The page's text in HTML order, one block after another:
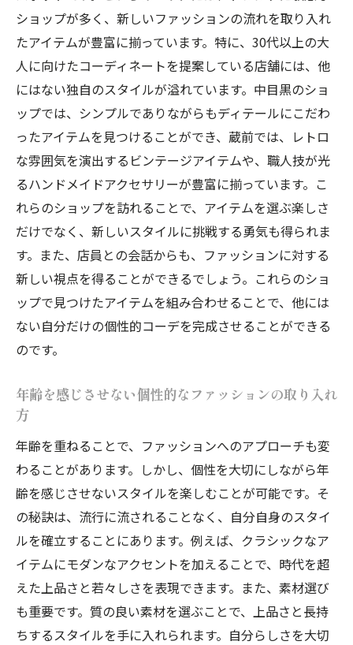
ショップが多く、新しいファッションの流れを取り入れ
たアイテムが豊富に揃っています。特に、30代以上の大
人に向けたコーディネートを提案している店舗には、他
にはない独自のスタイルが溢れています。中目黒のショ
ップでは、シンプルでありながらもディテールにこだわ
ったアイテムを見つけることができ、蔵前では、レトロ
な雰囲気を演出するビンテージアイテムや、職人技が光
るハンドメイドアクセサリーが豊富に揃っています。こ
れらのショップを訪れることで、アイテムを選ぶ楽しさ
だけでなく、新しいスタイルに挑戦する勇気も得られま
す。また、店員との会話からも、ファッションに対する
新しい視点を得ることができるでしょう。これらのショ
ップで見つけたアイテムを組み合わせることで、他には
ない自分だけの個性的コーデを完成させることができる
のです。
年齢を感じさせない個性的なファッションの取り入れ
方
年齢を重ねることで、ファッションへのアプローチも変
わることがあります。しかし、個性を大切にしながら年
齢を感じさせないスタイルを楽しむことが可能です。そ
の秘訣は、流行に流されることなく、自分自身のスタイ
ルを確立することにあります。例えば、クラシックなア
イテムにモダンなアクセントを加えることで、時代を超
えた上品さと若々しさを表現できます。また、素材選び
も重要です。質の良い素材を選ぶことで、上品さと長持
ちするスタイルを手に入れられます。自分らしさを大切